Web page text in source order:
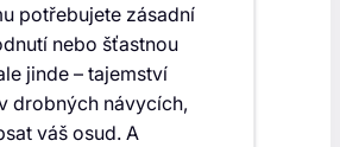
potřebujete zásadní
nebo šťastnou
jinde – tajemství
drobných návycích,
váš osud. A